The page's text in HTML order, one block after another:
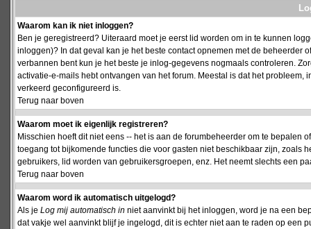
Waarom kan ik niet inloggen?
Ben je geregistreerd? Uiteraard moet je eerst lid worden om in te kunnen
inloggen)? In dat geval kan je het beste contact opnemen met de beheerder
verbannen bent kun je het beste je inlog-gegevens nogmaals controleren.
activatie-e-mails hebt ontvangen van het forum. Meestal is dat het
verkeerd geconfigureerd is.
Terug naar boven
Waarom moet ik eigenlijk registreren?
Misschien hoeft dit niet eens -- het is aan de forumbeheerder om te bepalen
toegang tot bijkomende functies die voor gasten niet beschikbaar zijn,
gebruikers, lid worden van gebruikersgroepen, enz. Het neemt slechts een
Terug naar boven
Waarom word ik automatisch uitgelogd?
Als je Log mij automatisch in niet aanvinkt bij het inloggen, word je na een
dat vakje wel aanvinkt blijf je ingelogd, dit is echter niet aan te raden op een